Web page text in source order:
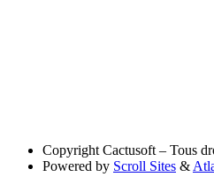
Copyright Cactusoft – Tous
Powered by Scroll Sites &